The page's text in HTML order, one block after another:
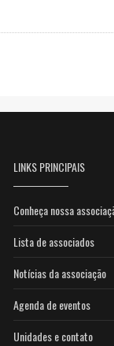
LINKS PRINCIPAIS
Conheça nossa
Lista de associados
Notícias da associação
Agenda de eventos
Unidades e contato